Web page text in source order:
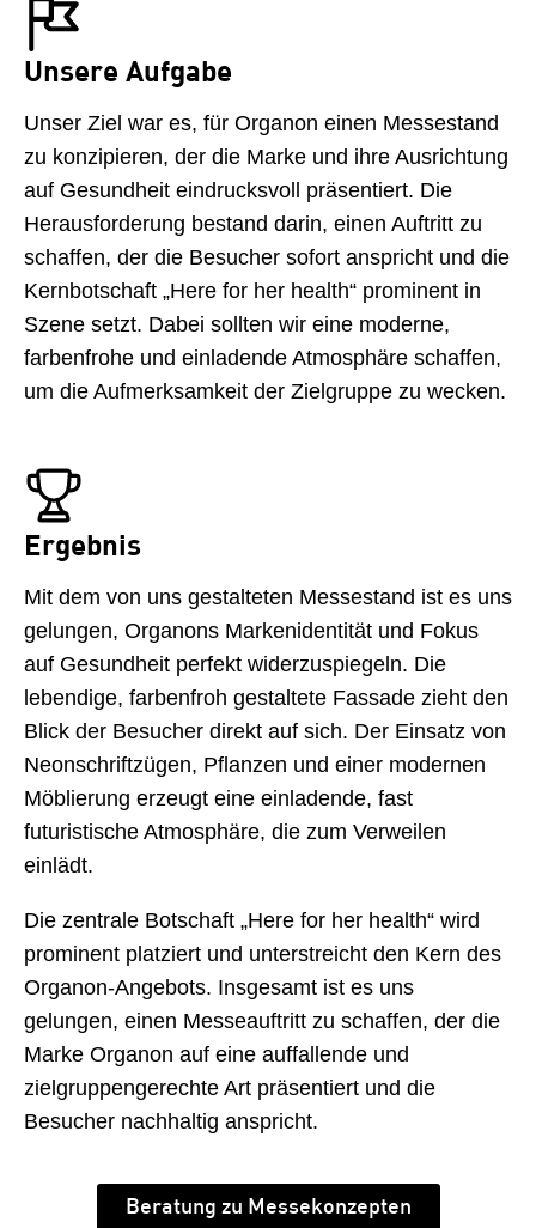
Unsere Aufgabe
Unser Ziel war es, für Organon einen Messestand
zu konzipieren, der die Marke und ihre Ausrichtung
auf Gesundheit eindrucksvoll präsentiert. Die
Herausforderung bestand darin, einen Auftritt zu
schaffen, der die Besucher sofort anspricht und die
Kernbotschaft „Here for her health“ prominent in
Szene setzt. Dabei sollten wir eine moderne,
farbenfrohe und einladende Atmosphäre schaffen,
um die Aufmerksamkeit der Zielgruppe zu wecken.
Ergebnis
Mit dem von uns gestalteten Messestand ist es uns
gelungen, Organons Markenidentität und Fokus
auf Gesundheit perfekt widerzuspiegeln. Die
lebendige, farbenfroh gestaltete Fassade zieht den
Blick der Besucher direkt auf sich. Der Einsatz von
Neonschriftzügen, Pflanzen und einer modernen
Möblierung erzeugt eine einladende, fast
futuristische Atmosphäre, die zum Verweilen
einlädt.
Die zentrale Botschaft „Here for her health“ wird
prominent platziert und unterstreicht den Kern des
Organon-Angebots. Insgesamt ist es uns
gelungen, einen Messeauftritt zu schaffen, der die
Marke Organon auf eine auffallende und
zielgruppengerechte Art präsentiert und die
Besucher nachhaltig anspricht.
Beratung zu Messekonzepten